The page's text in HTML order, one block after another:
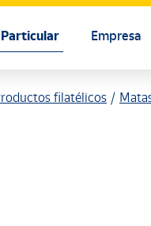
Particular Empresa
filatélicos